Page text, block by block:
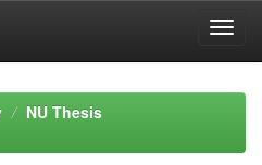
NU Thesis